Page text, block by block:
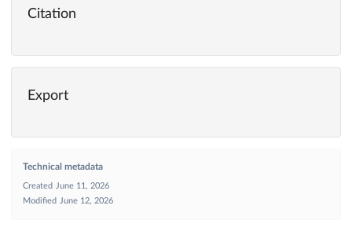
Citation
Export
Technical metadata
Created
June 11, 2026
Modified
June 12, 2026